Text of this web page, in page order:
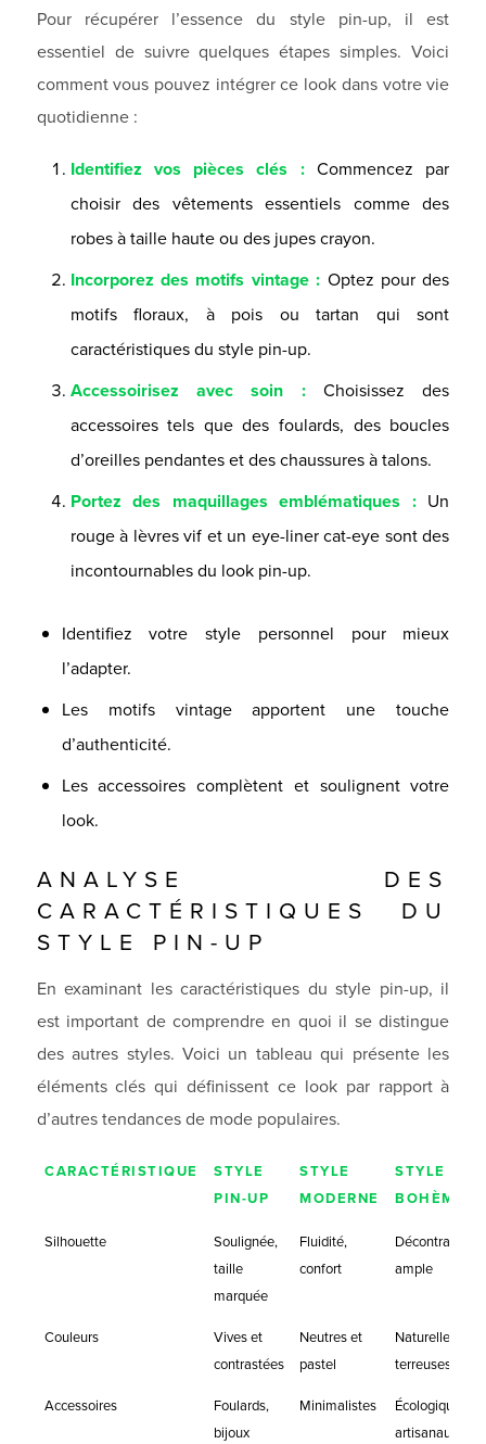
Pour récupérer l’essence du style pin-up, il est
essentiel de suivre quelques étapes simples. Voici
comment vous pouvez intégrer ce look dans votre vie
quotidienne :
Identifiez vos pièces clés :Commencez par
choisir des vêtements essentiels comme des
robes à taille haute ou des jupes crayon.
Incorporez des motifs vintage : Optez pour des
motifs floraux, à pois ou tartan qui sont
caractéristiques du style pin-up.
Accessoirisez avec soin :Choisissez des
accessoires tels que des foulards, des boucles
d’oreilles pendantes et des chaussures à talons.
Portez des maquillages emblématiques :Un
rouge à lèvres vif et un eye-liner cat-eye sont des
incontournables du look pin-up.
Identifiez votre style personnel pour mieux
l’adapter.
Les motifs vintage apportent une touche
d’authenticité.
Les accessoires complètent et soulignent votre
look.
ANALYSE DES
CARACTÉRISTIQUES DU
STYLE PIN-UP
En examinant les caractéristiques du style pin-up, il
est important de comprendre en quoi il se distingue
des autres styles. Voici un tableau qui présente les
éléments clés qui définissent ce look par rapport à
d’autres tendances de mode populaires.
CARACTÉRISTIQUE
STYLE
PIN-UP
STYLE
MODERNE
STYLE
BOHÈME
Silhouette
Soulignée,
taille
marquée
Fluidité,
confort
Décontractée,
ample
Couleurs
Vives et
contrastées
Neutres et
pastel
Naturelles et
terreuses
Accessoires
Foulards,
bijoux
Minimalistes
Écologiques,
artisanaux